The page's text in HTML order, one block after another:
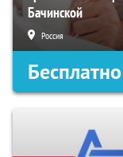
Бачинской
Россия
Бесплатно